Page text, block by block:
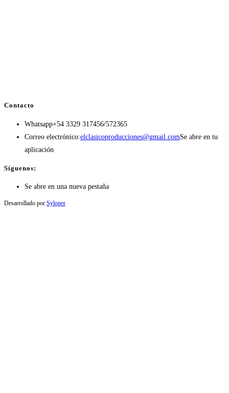
Contacto
Whatsapp+54 3329 317456/572365
Correo electrónico:elclasicoproducciones@gmail.comSe abre en tu
aplicación
Síguenos:
Se abre en una nueva pestaña
Desarrollado por Syloper